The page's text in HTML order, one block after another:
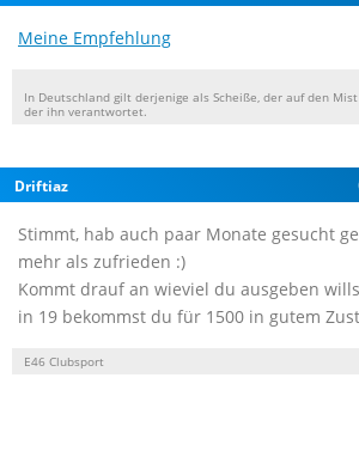
Meine Empfehlung
In Deutschland gilt derjenige als Scheiße, der auf den
der ihn verantwortet.
Driftiaz
Stimmt, hab auch paar Monate gesucht
mehr als zufrieden :)
Kommt drauf an wieviel du ausgeben
in 19 bekommst du für 1500 in gutem
E46 Clubsport